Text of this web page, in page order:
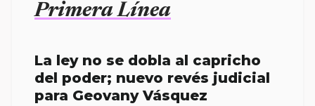
Primera Línea
La ley no se dobla al capricho
del poder; nuevo revés judicial
para Geovany Vásquez